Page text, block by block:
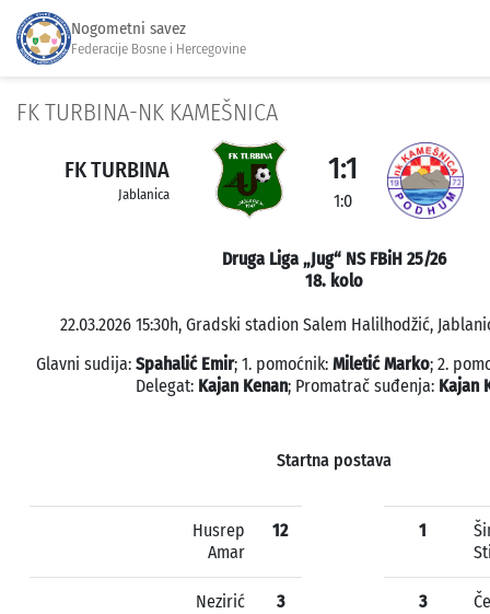
Nogometni savez
Federacije Bosne i Hercegovine
FK TURBINA-NK KAMEŠNICA
FK TURBINA
Jablanica
1:1
1:0
Druga Liga „Jug“ NS FBiH 25/26
18. kolo
22.03.2026 15:30h, Gradski stadion Salem Halilhodžić,
Glavni sudija: Spahalić Emir; 1. pomoćnik: Miletić Marko; 2.
Delegat: Kajan Kenan; Promatrač suđenja: Kajan
Startna postava
Husrep
Amar
12
Nezirić
3
1
3